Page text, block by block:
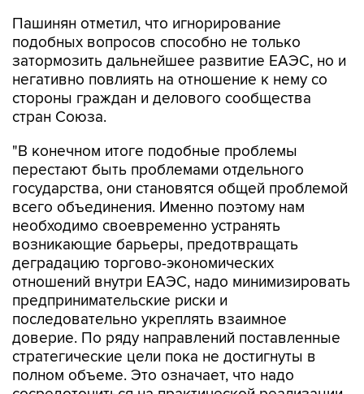
Пашинян отметил, что игнорирование
подобных вопросов способно не только
затормозить дальнейшее развитие ЕАЭС, но и
негативно повлиять на отношение к нему со
стороны граждан и делового сообщества
стран Союза.
"В конечном итоге подобные проблемы
перестают быть проблемами отдельного
государства, они становятся общей проблемой
всего объединения. Именно поэтому нам
необходимо своевременно устранять
возникающие барьеры, предотвращать
деградацию торгово-экономических
отношений внутри ЕАЭС, надо минимизировать
предпринимательские риски и
последовательно укреплять взаимное
доверие. По ряду направлений поставленные
стратегические цели пока не достигнуты в
полном объеме. Это означает, что надо